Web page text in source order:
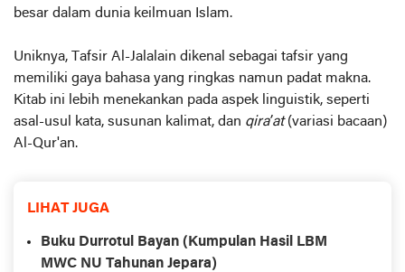
besar dalam dunia keilmuan Islam.
Uniknya, Tafsir Al-Jalalain dikenal sebagai tafsir yang
memiliki gaya bahasa yang ringkas namun padat makna.
Kitab ini lebih menekankan pada aspek linguistik, seperti
asal-usul kata, susunan kalimat, dan qira’at(variasi bacaan)
Al-Qur'an.
LIHAT JUGA
Buku Durrotul Bayan (Kumpulan Hasil LBM
MWC NU Tahunan Jepara)